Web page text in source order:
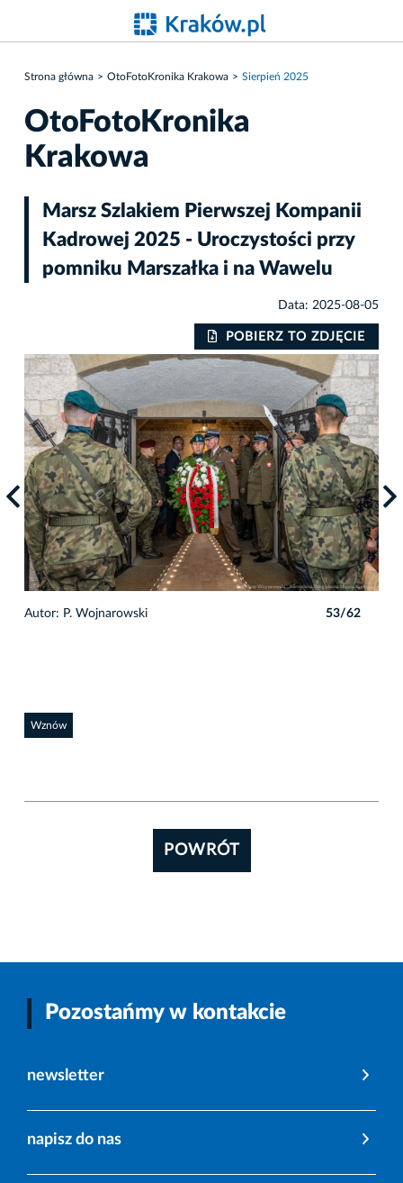
Strona główna OtoFotoKronika Krakowa Sierpień 2025
OtoFotoKronika
Krakowa
Marsz Szlakiem Pierwszej Kompanii
Kadrowej 2025 - Uroczystości przy
pomniku Marszałka i na Wawelu
Data: 2025-08-05
POBIERZ TO ZDJĘCIE
Autor: P. Wojnarowski 53/62
Wznów
POWRÓT
Pozostańmy w kontakcie
newsletter
napisz do nas